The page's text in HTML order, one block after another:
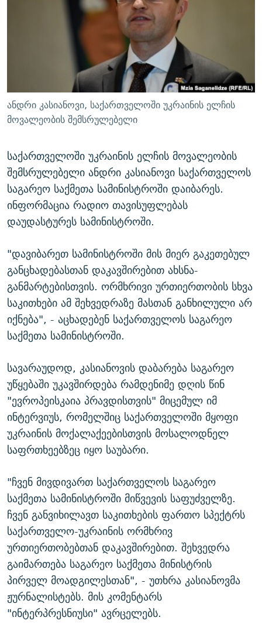
ᲛᲝᲚᲐᲞᲐᲠᲐᲙᲔ ᲢᲔᲥᲡᲢᲔᲑᲘ
ᲚᲘᲢᲔᲠᲐᲢᲣᲠᲣᲚᲘ ᲬᲐᲮᲜᲐᲒᲔᲑᲘ
ᲐᲛᲔᲠᲘᲙᲣᲚᲘ ᲛᲝᲗᲮᲠᲝᲑᲐ
ᲘᲛᲞᲔᲠᲘᲐ ᲓᲐ ᲠᲐᲓᲘᲝ
ᲩᲔᲛᲘ ᲡᲘᲙᲕᲓᲘᲚᲘᲡ ᲛᲘᲖᲔᲖᲘᲐ COVID-19
11 ᲬᲔᲚᲘ - 11 ᲐᲛᲑᲐᲕᲘ
ᲡᲐᲞᲐᲠᲚᲐᲛᲔᲜᲢᲝ ᲐᲠᲩᲔᲕᲜᲔᲑᲘᲡ ᲘᲡᲢᲝᲠᲘᲐ
ᲑᲐᲕᲨᲕᲔᲑᲘ ᲞᲠᲝᲡᲢᲘᲢᲣᲪᲘᲐᲨᲘ - ᲐᲛᲝᲣᲗᲥᲛᲔᲚᲘ ᲐᲛᲑᲐᲕᲘ
5 ᲐᲛᲑᲐᲕᲘ - 20 ᲘᲕᲜᲘᲡᲡ ᲓᲐᲨᲐᲕᲔᲑᲣᲚᲔᲑᲘ
ᲐᲒᲕᲘᲡᲢᲝᲡ ᲝᲛᲘ
რთე/რთ-ის ყველა საიტი
ანდრი კასიანოვი, საქართველოში უკრაინის ელჩის
მოვალეობის შემსრულებელი
საქართველოში უკრაინის ელჩის მოვალეობის
შემსრულებელი ანდრი კასიანოვი საქართველოს
საგარეო საქმეთა სამინისტროში დაიბარეს.
ინფორმაცია რადიო თავისუფლებას
დაუდასტურეს სამინისტროში.
"დავიბარეთ სამინისტროში მის მიერ გაკეთებულ
განცხადებასთან დაკავშირებით ახსნა-
განმარტებისთვის. ორმხრივი ურთიერთობის სხვა
საკითხები ამ შეხვედრაზე მასთან განხილული არ
იქნება", - აცხადებენ საქართველოს საგარეო
საქმეთა სამინისტროში.
სავარაუდოდ, კასიანოვის დაბარება საგარეო
უწყებაში უკავშირდება რამდენიმე დღის წინ
"ევროპეისკაია პრავდისთვის" მიცემულ იმ
ინტერვიუს, რომელშიც საქართველოში მყოფი
უკრაინის მოქალაქეებისთვის მოსალოდნელ
საფრთხეებზეც იყო საუბარი.
"ჩვენ მივდივართ საქართველოს საგარეო
საქმეთა სამინისტროში მიწვევის საფუძველზე.
ჩვენ განვიხილავთ საკითხების ფართო სპექტრს
საქართველო-უკრაინის ორმხრივ
ურთიერთობებთან დაკავშირებით. შეხვედრა
გაიმართება საგარეო საქმეთა მინისტრის
პირველ მოადგილესთან", - უთხრა კასიანოვმა
ჟურნალისტებს. მის კომენტარს
"ინტერპრესნიუსი" ავრცელებს.